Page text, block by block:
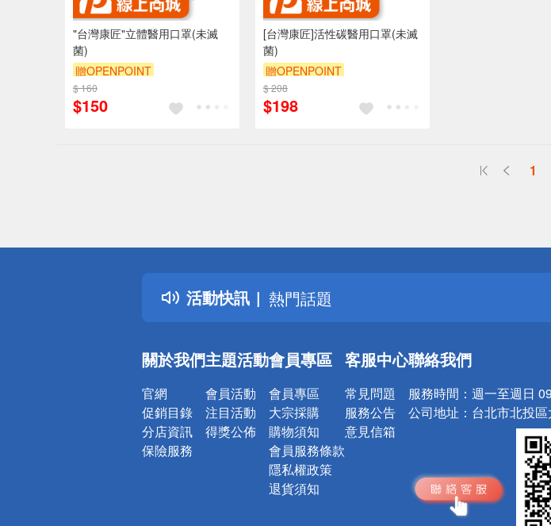
"台灣康匠"立體醫用口罩(未滅
菌)
贈OPENPOINT
$ 160
$150
[台灣康匠]活性碳醫用口罩(未滅
菌)
贈OPENPOINT
$ 208
$198
1
活動快訊
詐騙網頁！請小心！
得獎公告
熱門話題
銀行優惠
詐騙網頁！請小心！
關於我們
官網
促銷目錄
分店資訊
保險服務
主題活動
會員活動
注目活動
得獎公佈
會員專區
會員專區
大宗採購
購物須知
會員服務條款
隱私權政策
退貨須知
客服中心
常見問題
服務公告
意見信箱
聯絡我們
服務時間： 週一至週日
公司地址： 台北市北投